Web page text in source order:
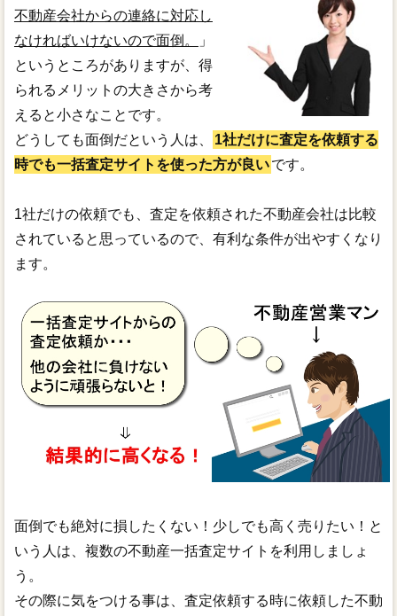
不動産会社からの連絡に対応し
なければいけないので面倒。
」
というところがありますが、得
られるメリットの大きさから考
えると小さなことです。
どうしても面倒だという人は、
1社だけに査定を依頼する
時でも一括査定サイトを使った方が良いです。
1社だけの依頼でも、査定を依頼された不動産会社は比較
されていると思っているので、有利な条件が出やすくなり
ます。
面倒でも絶対に損したくない！少しでも高く売りたい！と
いう人は、複数の不動産一括査定サイトを利用しましょ
う。
その際に気をつける事は、査定依頼する時に依頼した不動